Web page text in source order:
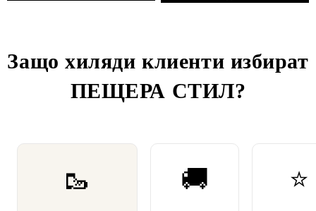
Защо хиляди клиенти избират
ПЕЩЕРА СТИЛ?
🥾 🚚 ⭐